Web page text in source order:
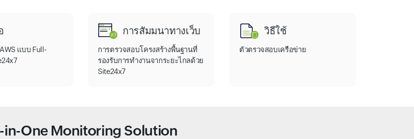
แบบ Full-
การสัมมนาทางเว็บ
การตรวจสอบโครงสร้างพื้นฐานที่
รองรับการทำงานจากระยะไกลด้วย
Site24x7
วิธีใช้
ตัวตรวจสอบเครือข่าย
in-One Monitoring Solution